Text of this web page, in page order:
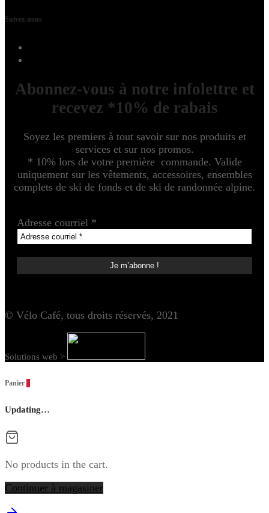
Suivez-nous
Abonnez-vous à notre infolettre et
recevez *10% de rabais
Soyez les premiers à tout savoir sur nos produits et
services et sur nos promos.
* 10% lors de votre première commande. Valide
uniquement sur les vêtements, accessoires, ensembles
complets de ski de fonds et de ski de randonnée alpine.
Adresse courriel *
© Vélo Café, tous droits réservés, 2021
Solutions web >
Panier
Updating…
No products in the cart.
Continuer à magasiner